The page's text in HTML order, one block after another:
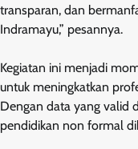
transparan, dan
Indramayu,” pesannya.
Kegiatan ini menjadi
untuk meningkatkan
Dengan data yang valid
pendidikan non formal